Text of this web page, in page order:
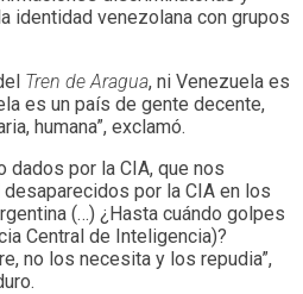
identidad venezolana con grupos
Tren de Aragua, ni Venezuela es
es un país de gente decente,
humana”, exclamó.
dados por la CIA, que nos
por la CIA en los
(…) ¿Hasta cuándo golpes
Central de Inteligencia)?
no los necesita y los repudia”,